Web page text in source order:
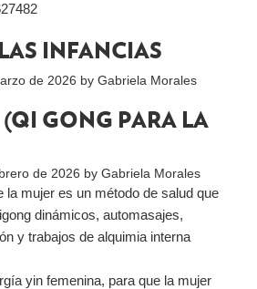
INFANCIAS
de 2026 by Gabriela Morales
GONG PARA LA
de 2026 by Gabriela Morales
la mujer es un método de salud que
dinámicos, automasajes,
y trabajos de alquimia interna
yin femenina, para que la mujer